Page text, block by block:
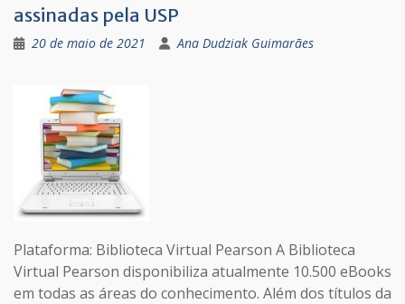
assinadas pela USP
20 de maio de 2021 Ana Dudziak Guimarães
Plataforma: Biblioteca Virtual Pearson A Biblioteca
Virtual Pearson disponibiliza atualmente 10.500 eBooks
em todas as áreas do conhecimento. Além dos títulos da